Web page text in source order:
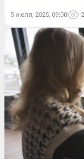
5 июля, 2025, 09:00